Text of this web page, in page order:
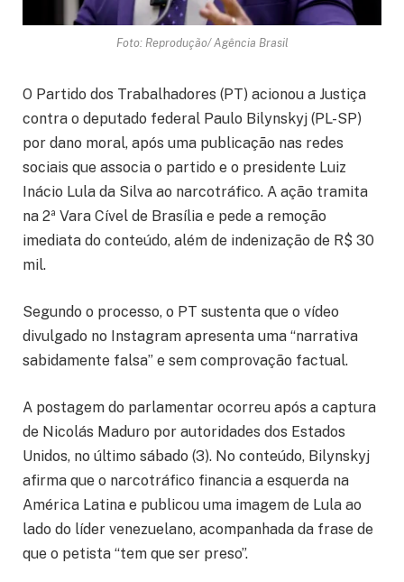
Foto: Reprodução/ Agência Brasil
O Partido dos Trabalhadores (PT) acionou a Justiça
contra o deputado federal Paulo Bilynskyj (PL-SP)
por dano moral, após uma publicação nas redes
sociais que associa o partido e o presidente Luiz
Inácio Lula da Silva ao narcotráfico. A ação tramita
na 2ª Vara Cível de Brasília e pede a remoção
imediata do conteúdo, além de indenização de R$ 30
mil.
Segundo o processo, o PT sustenta que o vídeo
divulgado no Instagram apresenta uma “narrativa
sabidamente falsa” e sem comprovação factual.
A postagem do parlamentar ocorreu após a captura
de Nicolás Maduro por autoridades dos Estados
Unidos, no último sábado (3). No conteúdo, Bilynskyj
afirma que o narcotráfico financia a esquerda na
América Latina e publicou uma imagem de Lula ao
lado do líder venezuelano, acompanhada da frase de
que o petista “tem que ser preso”.